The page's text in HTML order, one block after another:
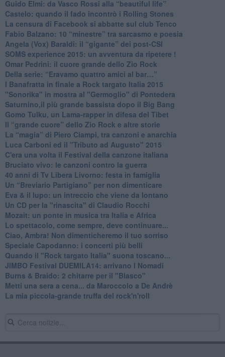
​Guido Elmi: da Vasco Rossi alla “beautiful life”
​Castelo: quando il fado incontrò i Rolling Stones
La censura di Facebook si abbatte sul club Tenco
Fabio Balzano: 10 “minestre” tra sarcasmo e poesia
Angela (Vox) Baraldi: il “gigante” dei post-CSI
​SOMS experience 2015: un avventura da ripetere !
Omar Pedrini: il cuore grande dello Zio Rock
Della serie: “Eravamo quattro amici al bar…”
I Banafratta in finale a Rock targato Italia 2015
"Sonorika" in mostra al "Germoglio" di Pontedera
​Saturnino,il più grande bassista dopo il Big Bang
​Gomo Tulku, un Lama-rapper in difesa del Tibet
​Il “grande cuore” dello Zio Rock e altre storie
La “magia” di Piero Ciampi, tra canzoni e anarchia
Luca Carboni ed il "Tributo ad Augusto" 2015
C'era una volta il Festival della canzone italiana
Bruciato vivo: le canzoni contro la guerra
40 anni di Tv Libera Livorno: festa in famiglia
Un “Breviario Partigiano” per non dimenticare
Eva & il lupo: un intreccio che viene da lontano
Un CD per la "rinascita" di Claudio Rocchi
Mozait: un ponte in musica tra Italia e Africa
Lo spettacolo, come sempre, deve continuare...
Ciao, Ambra! Non dimenticheremo il tuo sorriso
Speciale Capodanno: i concerti più belli
Quando il "Rock targato Italia" suona toscano...
JIMBO Festival DUEMILA14: arrivano I Nomadi
Burns & Braido: 2 chitarre per il "Blasco"
Metti una sera a cena... da Maroccolo a De Andrè
La mia piccola-grande truffa del rock'n'roll